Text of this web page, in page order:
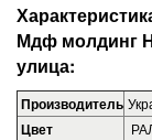
Мдф молдинг
улица:
Производитель
Цвет